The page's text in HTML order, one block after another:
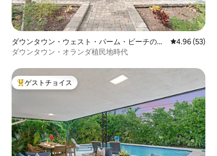
ダウンタウン・ウェスト・パーム・ビーチの一
軒家
レビュー53
4.96 (53)
ダウンタウン・オランダ植民地時代
大好評のゲストチョイスです。
ゲストチョイス